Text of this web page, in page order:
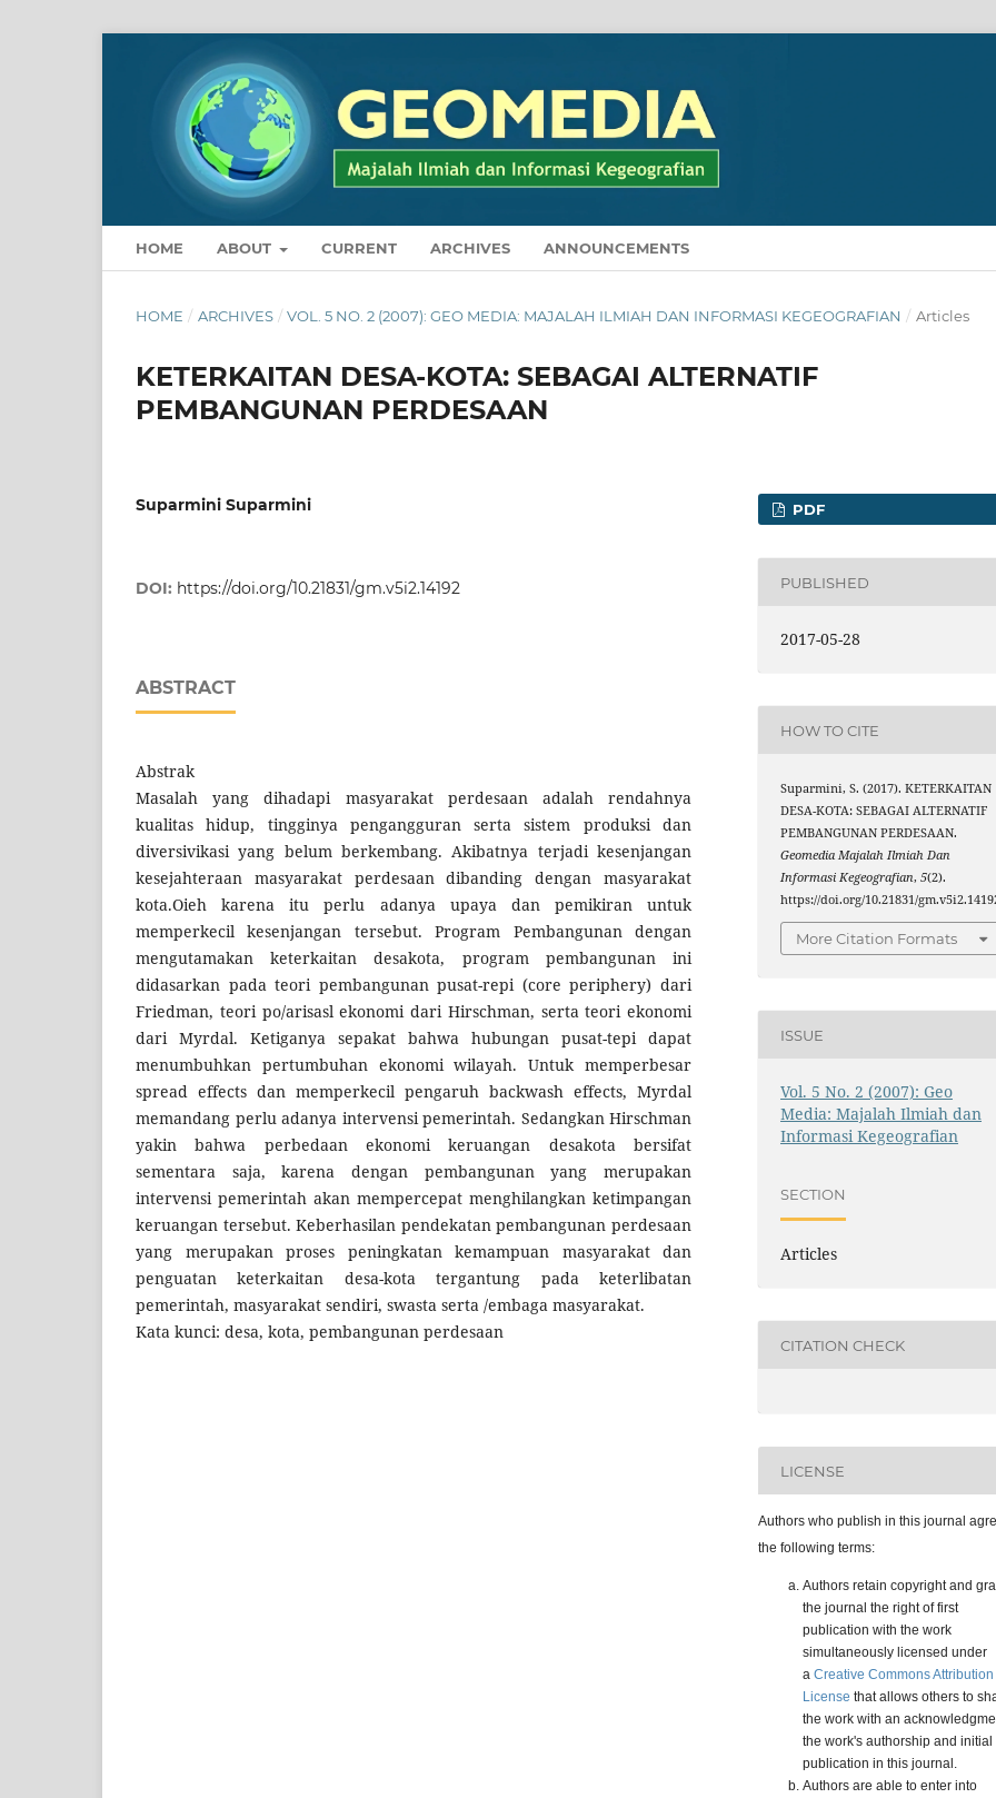
HOME ABOUT CURRENT ARCHIVES ANNOUNCEMENTS
HOME / ARCHIVES / VOL. 5 NO. 2 (2007): GEO MEDIA: MAJALAH ILMIAH DAN INFORMASI KEGEOGRAFIAN / Articles
KETERKAITAN DESA-KOTA: SEBAGAI ALTERNATIF
PEMBANGUNAN PERDESAAN
Suparmini Suparmini
DOI: https://doi.org/10.21831/gm.v5i2.14192
ABSTRACT
Abstrak
Masalah yang dihadapi masyarakat perdesaan adalah rendahnya
kualitas hidup, tingginya pengangguran serta sistem produksi dan
diversivikasi yang belum berkembang. Akibatnya terjadi kesenjangan
kesejahteraan masyarakat perdesaan dibanding dengan masyarakat
kota.Oieh karena itu perlu adanya upaya dan pemikiran untuk
memperkecil kesenjangan tersebut. Program Pembangunan dengan
mengutamakan keterkaitan desakota, program pembangunan ini
didasarkan pada teori pembangunan pusat-repi (core periphery) dari
Friedman, teori po/arisasl ekonomi dari Hirschman, serta teori ekonomi
dari Myrdal. Ketiganya sepakat bahwa hubungan pusat-tepi dapat
menumbuhkan pertumbuhan ekonomi wilayah. Untuk memperbesar
spread effects dan memperkecil pengaruh backwash effects, Myrdal
memandang perlu adanya intervensi pemerintah. Sedangkan Hirschman
yakin bahwa perbedaan ekonomi keruangan desakota bersifat
sementara saja, karena dengan pembangunan yang merupakan
intervensi pemerintah akan mempercepat menghilangkan ketimpangan
keruangan tersebut. Keberhasilan pendekatan pembangunan perdesaan
yang merupakan proses peningkatan kemampuan masyarakat dan
penguatan keterkaitan desa-kota tergantung pada keterlibatan
pemerintah, masyarakat sendiri, swasta serta /embaga masyarakat.
Kata kunci: desa, kota, pembangunan perdesaan
PDF
PUBLISHED
2017-05-28
HOW TO CITE
Suparmini, S. (2017). KETERKAITAN
DESA-KOTA: SEBAGAI ALTERNATIF
PEMBANGUNAN PERDESAAN.
Geomedia Majalah Ilmiah Dan
Informasi Kegeografian,5(2).
https://doi.org/10.21831/
More Citation Formats
ISSUE
Vol. 5 No. 2 (2007): Geo
Media: Majalah Ilmiah dan
Informasi Kegeografian
SECTION
Articles
CITATION CHECK
LICENSE
Authors who publish in this journal
the following terms:
Authors retain copyright and
the journal the right of first
publication with the work
simultaneously licensed under
a Creative Commons Attribution
License that allows others to
the work with an
the work's authorship and initial
publication in this journal.
Authors are able to enter into